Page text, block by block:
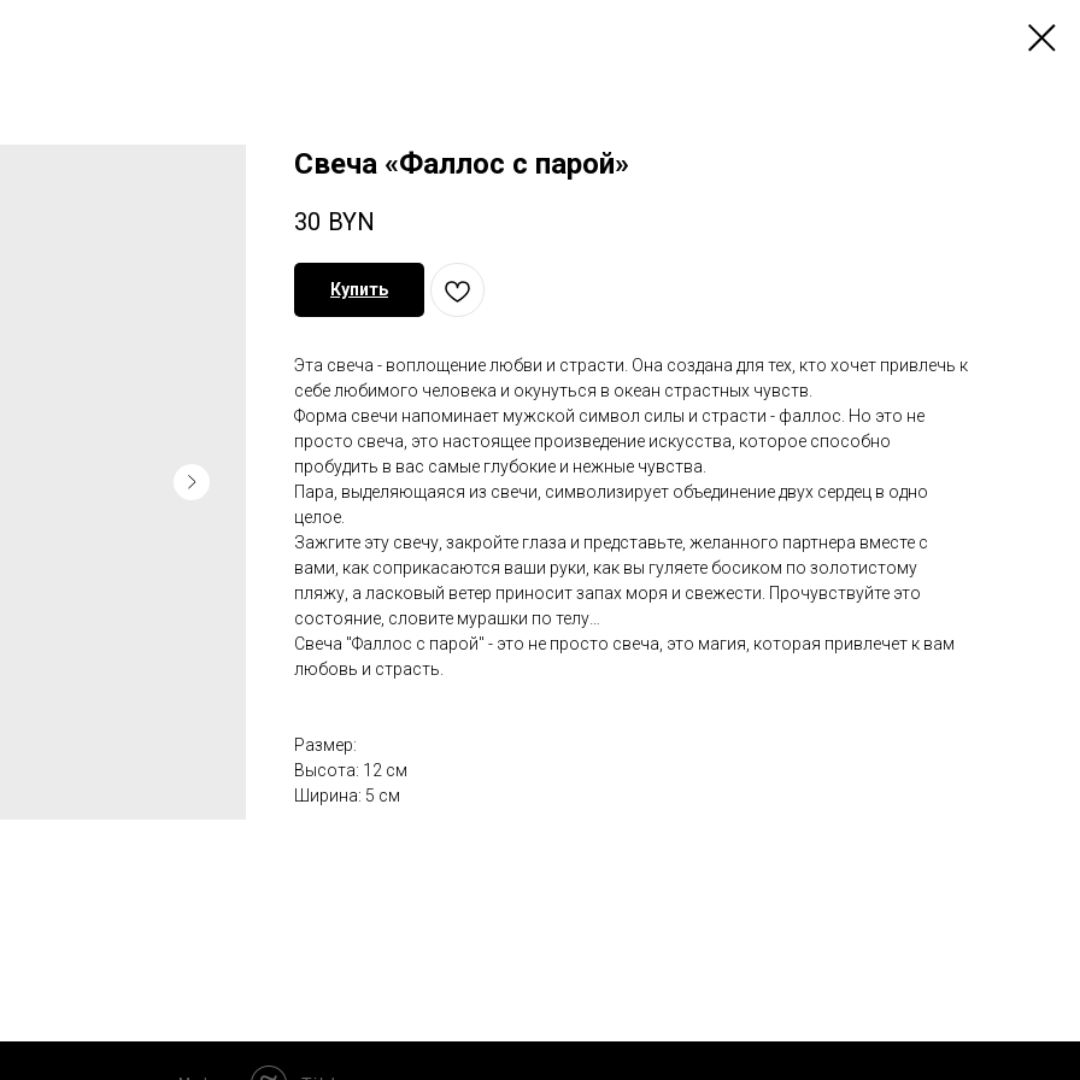
Свеча «Фаллос с парой»
30 BYN
Купить
Эта свеча - воплощение любви и страсти. Она создана для тех, кто хочет привлечь к
себе любимого человека и окунуться в океан страстных чувств.
Форма свечи напоминает мужской символ силы и страсти - фаллос. Но это не
просто свеча, это настоящее произведение искусства, которое способно
пробудить в вас самые глубокие и нежные чувства.
Пара, выделяющаяся из свечи, символизирует объединение двух сердец в одно
целое.
Зажгите эту свечу, закройте глаза и представьте, желанного партнера вместе с
вами, как соприкасаются ваши руки, как вы гуляете босиком по золотистому
пляжу, а ласковый ветер приносит запах моря и свежести. Прочувствуйте это
состояние, словите мурашки по телу…
Свеча "Фаллос с парой" - это не просто свеча, это магия, которая привлечет к вам
любовь и страсть.
Размер:
Высота: 12 см
Ширина: 5 см